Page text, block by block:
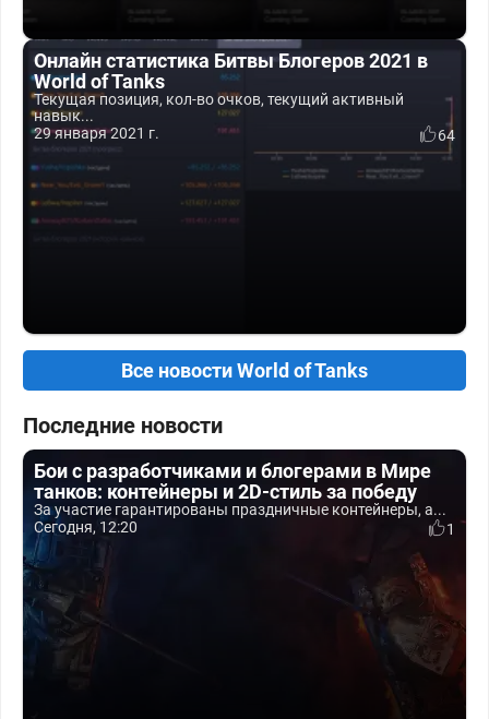
Онлайн статистика Битвы Блогеров 2021 в
World of Tanks
Текущая позиция, кол-во очков, текущий активный
навык...
29 января 2021 г.
64
Все новости World of Tanks
Последние новости
Бои с разработчиками и блогерами в Мире
танков: контейнеры и 2D-стиль за победу
За участие гарантированы праздничные контейнеры, а...
Сегодня, 12:20
1